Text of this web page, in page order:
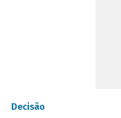
Decisão